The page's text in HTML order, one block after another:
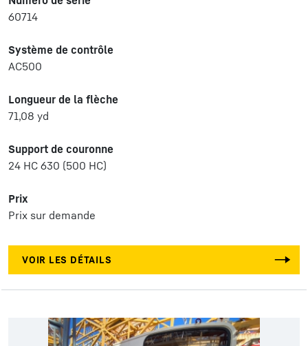
60714
Système de contrôle
AC500
Longueur de la flèche
71,08 yd
Support de couronne
24 HC 630 (500 HC)
Prix
Prix sur demande
VOIR LES DÉTAILS